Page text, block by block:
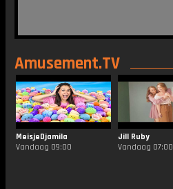
Amusement.TV
MeisjeDjamila
Vandaag 09:00
Jill Ruby
Vandaag 07:00